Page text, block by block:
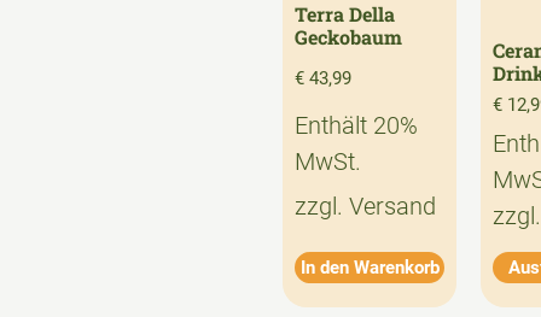
Terra Della
Geckobaum
€ 43,99
Enthält 20%
MwSt.
zzgl. Versand
In den Warenkorb
€